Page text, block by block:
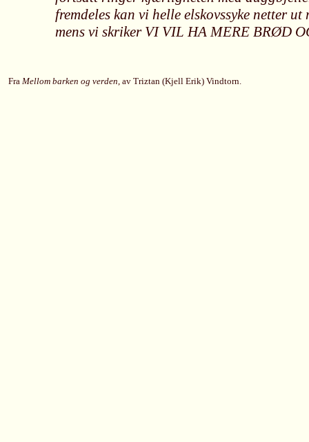
fremdeles kan vi helle elskovssyke netter ut
mens vi skriker VI VIL HA MERE BRØD
Fra Mellom barken og verden, av Triztan (Kjell Erik) Vindtorn.